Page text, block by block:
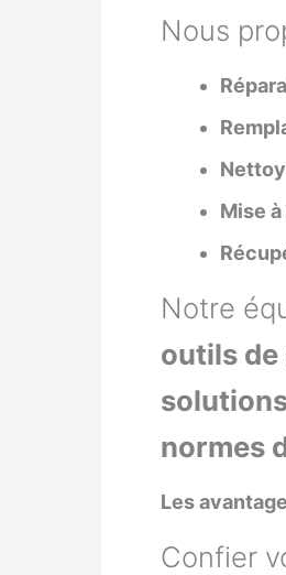
Nous
Mise
Notre
outils de
normes
Les
Confier